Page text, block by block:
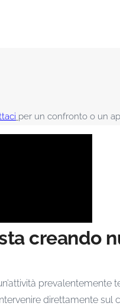
per un confronto o un
creando
prevalentemente
direttamente